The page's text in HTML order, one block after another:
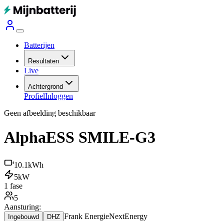
Batterijen
Resultaten
Live
Achtergrond
ProfielInloggen
Geen afbeelding beschikbaar
AlphaESS SMILE-G3
10.1kWh
5kW
1 fase
5
Aansturing:
Ingebouwd DHZ Frank EnergieNextEnergy